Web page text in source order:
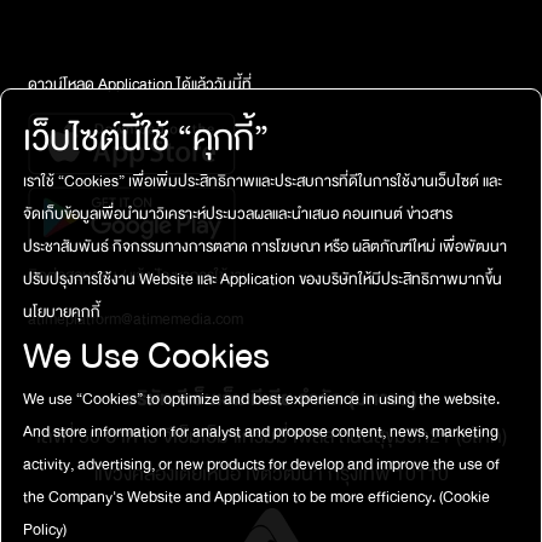
โปรแกรมเข้ามากอดจากข้างหลัง บอกให้ไปกินข้าวได้แล้ว..เขียน: อภิ
ธิดา ดุรงค์พันธุ์เรียบเรียง: วันทนีย์ ไชยชาติภาพ: กิตติพงษ์ นาค
ทอง(เป็นความเชื่อส่วนบุคคล โปรดใช้วิจารณญาณในการอ่าน)รับฟัง
เต็ม ๆ ได้ที่
ดาวน์โหลด Application ได้แล้ววันนี้ที่
ติดต่อสอบถาม / แจ้งปัญหาการใช้งาน
atimeplatform@atimemedia.com
บริษัท จีเอ็มเอ็ม มีเดีย จำกัด (มหาชน)
เลขที่ 50 อาคาร จีเอ็มเอ็ม แกรมมี่ เพลส ถนนสุขุมวิท21 (อโศก)
แขวงคลองเตยเหนือ เขตวัฒนา กรุงเทพ 10110
เว็บไซต์นี้ใช้ “คุกกี้”
เราใช้ “Cookies” เพื่อเพิ่มประสิทธิภาพและประสบการที่ดีในการใช้งานเว็บไซต์ และ
จัดเก็บข้อมูลเพื่อนำมาวิเคราะห์ประมวลผลและนำเสนอ คอนเทนต์ ข่าวสาร
ประชาสัมพันธ์ กิจกรรมทางการตลาด การโฆษณา หรือ ผลิตภัณฑ์ใหม่ เพื่อพัฒนา
ปรับปรุงการใช้งาน Website และ Application ของบริษัทให้มีประสิทธิภาพมากขึ้น
นโยบายคุกกี้
We Use Cookies
We use “Cookies” to optimize and best experience in using the website.
And store information for analyst and propose content, news, marketing
activity, advertising, or new products for develop and improve the use of
the Company's Website and Application to be more efficiency.(Cookie
Policy)